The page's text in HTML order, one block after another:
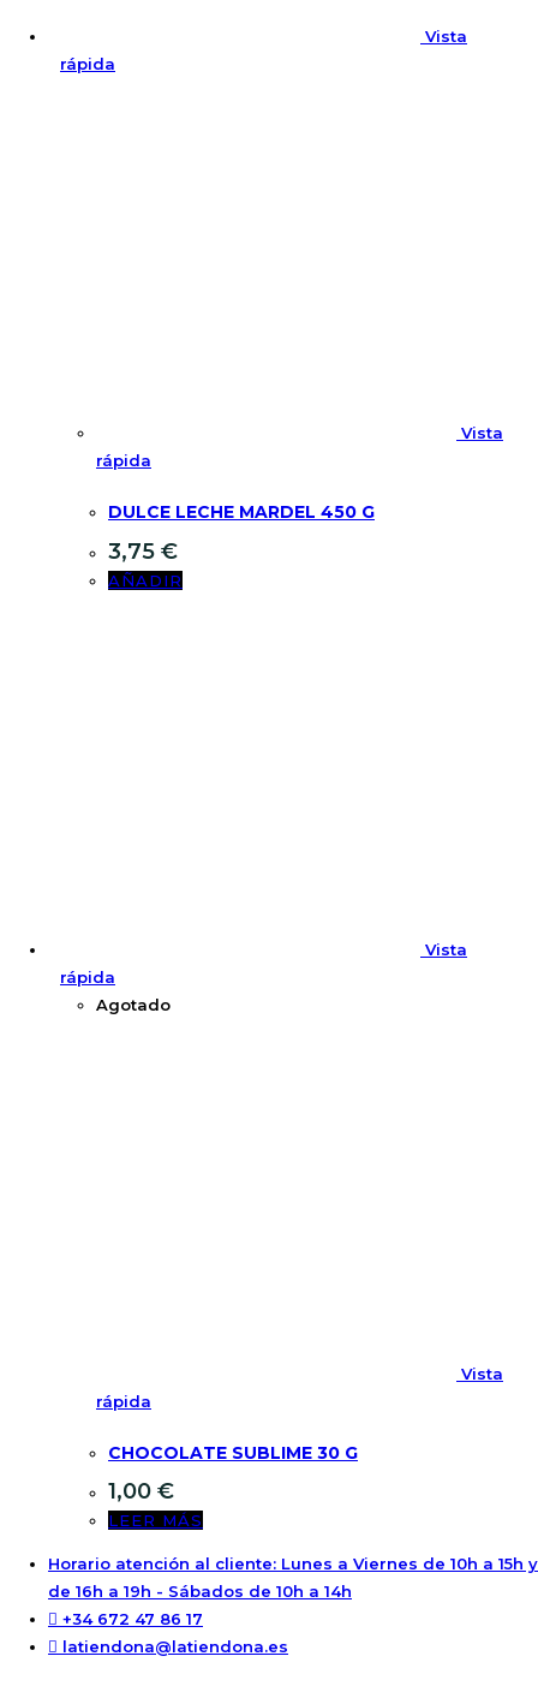
Vista
rápida
Vista
rápida
DULCE LECHE MARDEL 450 G
3,75 €
AÑADIR
Vista
rápida
Agotado
Vista
rápida
CHOCOLATE SUBLIME 30 G
1,00 €
LEER MÁS
Horario atención al cliente: Lunes a Viernes de 10h a 15h y
de 16h a 19h - Sábados de 10h a 14h
+34 672 47 86 17
latiendona@latiendona.es